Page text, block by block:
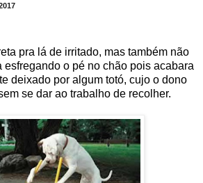
pra lá de irritado, mas também não
esfregando o pé no chão pois acabara
deixado por algum totó, cujo o dono
se dar ao trabalho de recolher.